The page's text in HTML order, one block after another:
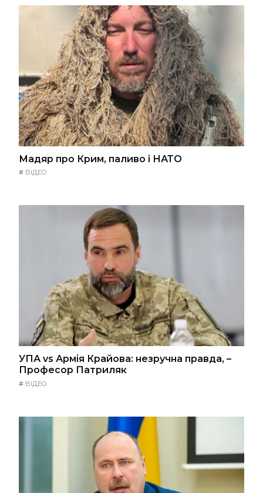
Мадяр про Крим, паливо і НАТО
# ВІДЕО
УПА vs Армія Крайова: незручна правда, –
Професор Патриляк
# ВІДЕО